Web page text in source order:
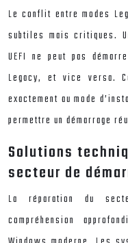
Le conflit entre modes
subtiles mais critiques.
UEFI ne peut pas
Legacy, et vice versa.
exactement au mode
permettre un démarrage
Solutions
secteur de
La réparation du
compréhension